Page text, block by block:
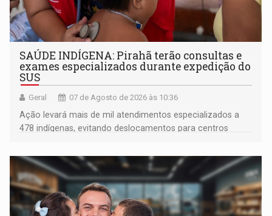
SAÚDE INDÍGENA: Pirahã terão consultas e
exames especializados durante expedição do
SUS
Geral 07 de Agosto de 2026 às 10:36
Ação levará mais de mil atendimentos especializados a
478 indígenas, evitando deslocamentos para centros